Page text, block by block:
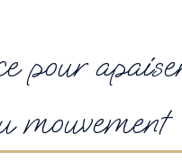
pour
mouvement